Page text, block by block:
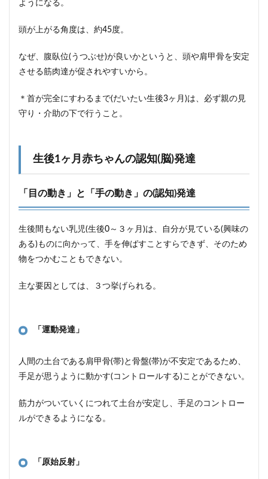
ようになる。
頭が上がる角度は、約45度。
なぜ、腹臥位(うつぶせ)が良いかというと、頭や肩甲骨を安定
させる筋肉達が促されやすいから。
＊首が完全にすわるまで(だいたい生後3ヶ月)は、必ず親の見
守り・介助の下で行うこと。
生後1ヶ月赤ちゃんの認知(脳)発達
「目の動き」と「手の動き」の(認知)発達
生後間もない乳児(生後0～３ヶ月)は、自分が見ている(興味の
ある)ものに向かって、手を伸ばすことすらできず、そのため
物をつかむこともできない。
主な要因としては、３つ挙げられる。
「運動発達」
人間の土台である肩甲骨(帯)と骨盤(帯)が不安定であるため、
手足が思うように動かす(コントロールする)ことができない。
筋力がついていくにつれて土台が安定し、手足のコントロー
ルができるようになる。
「原始反射」